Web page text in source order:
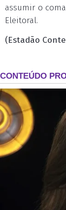
assumir o
Eleitoral.
(Estadão